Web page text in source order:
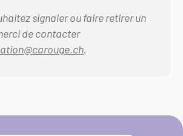
signaler ou faire retirer un
de contacter
.